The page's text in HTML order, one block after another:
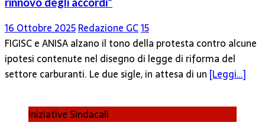
16 Ottobre 2025Redazione GC15
FIGISC e ANISA alzano il tono della protesta contro alcune
ipotesi contenute nel disegno di legge di riforma del
settore carburanti. Le due sigle, in attesa di un [Leggi…]
Iniziative Sindacali